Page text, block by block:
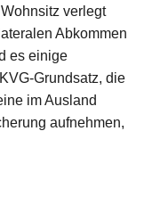
verlegt
Abkommen
es einige
Grundsatz, die
im Ausland
aufnehmen,